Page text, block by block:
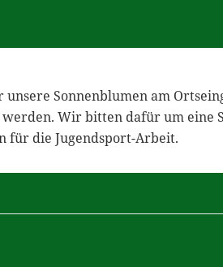
Sonnenblumen am
Wir bitten dafür um eine
für die Jugendsport-Arbeit.